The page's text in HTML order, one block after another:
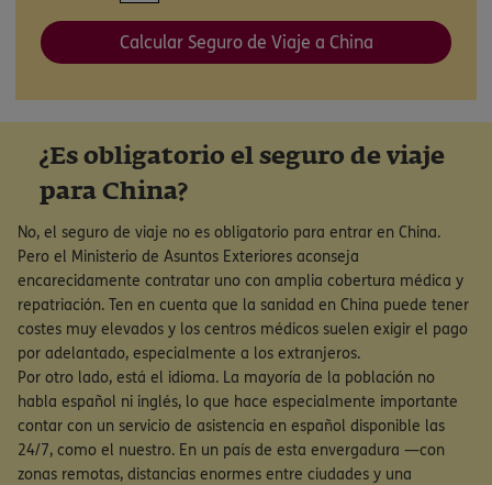
Calcular Seguro de Viaje a China
¿Es obligatorio el seguro de viaje
para China?
No, el seguro de viaje no es obligatorio para entrar en China.
Pero el Ministerio de Asuntos Exteriores aconseja
encarecidamente contratar uno con amplia cobertura médica y
repatriación. Ten en cuenta que la sanidad en China puede tener
costes muy elevados y los centros médicos suelen exigir el pago
por adelantado, especialmente a los extranjeros.
Por otro lado, está el idioma. La mayoría de la población no
habla español ni inglés, lo que hace especialmente importante
contar con un servicio de asistencia en español disponible las
24/7, como el nuestro. En un país de esta envergadura —con
zonas remotas, distancias enormes entre ciudades y una